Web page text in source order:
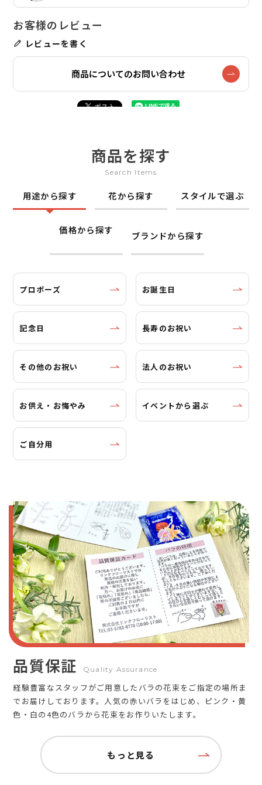
レビューを書く
商品についてのお問い合わせ
商品を探す
Search Items
用途から探す 花から探す スタイルで選ぶ
価格から探す ブランドから探す
プロポーズ お誕生日
記念日 長寿のお祝い
その他のお祝い 法人のお祝い
お供え・お悔やみ イベントから選ぶ
ご自分用
品質保証 Quality Assurance
経験豊富なスタッフがご用意したバラの花束をご指定の場所ま
でお届けしております。人気の赤いバラをはじめ、ピンク・黄
色・白の4色のバラから花束をお作りいたします。
もっと見る